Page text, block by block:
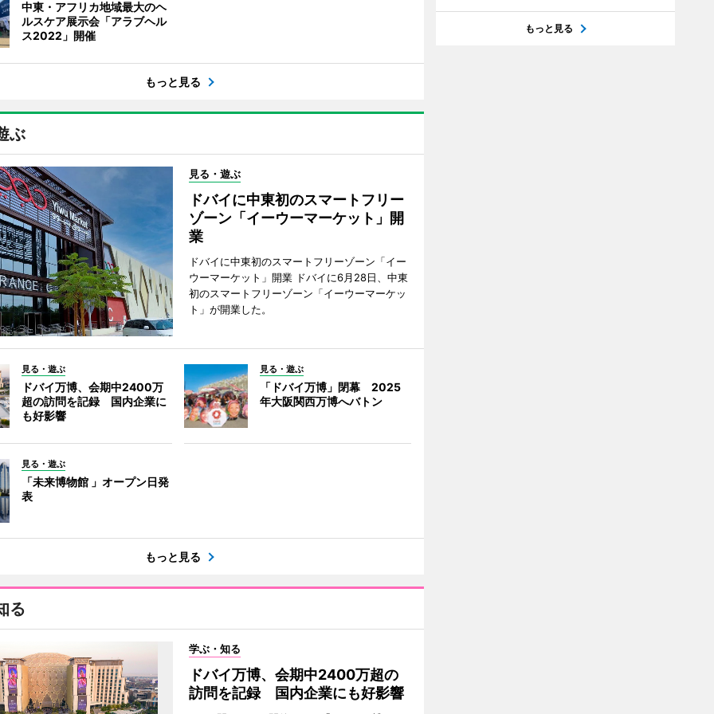
中東・アフリカ地域最大のヘ
ルスケア展示会「アラブヘル
ス2022」開催
もっと見る
ぶ
見る・遊ぶ
ドバイに中東初のスマートフリー
ゾーン「イーウーマーケット」開
業
ドバイに中東初のスマートフリーゾーン「イー
ウーマーケット」開業 ドバイに6月28日、中東
初のスマートフリーゾーン「イーウーマーケッ
ト」が開業した。
見る・遊ぶ
ドバイ万博、会期中2400万
超の訪問を記録 国内企業に
も好影響
見る・遊ぶ
「ドバイ万博」閉幕 2025
年大阪関西万博へバトン
見る・遊ぶ
「未来博物館 」オープン日発
表
もっと見る
る
学ぶ・知る
ドバイ万博、会期中2400万超の
訪問を記録 国内企業にも好影響
もっと見る